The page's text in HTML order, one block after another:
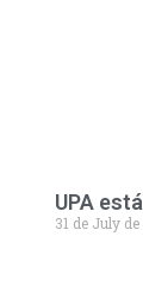
UPA
31 de July